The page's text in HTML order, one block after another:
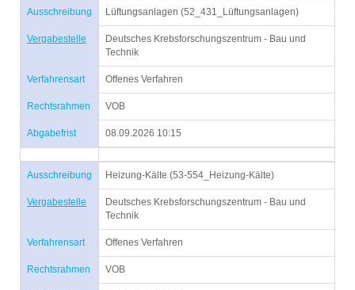
Ausschreibung Lüftungsanlagen (52_431_Lüftungsanlagen)
Vergabestelle
Deutsches Krebsforschungszentrum - Bau und
Technik
Verfahrensart Offenes Verfahren
Rechtsrahmen VOB
Abgabefrist 08.09.2026 10:15
Ausschreibung Heizung-Kälte (53-554_Heizung-Kälte)
Vergabestelle
Deutsches Krebsforschungszentrum - Bau und
Technik
Verfahrensart Offenes Verfahren
Rechtsrahmen VOB